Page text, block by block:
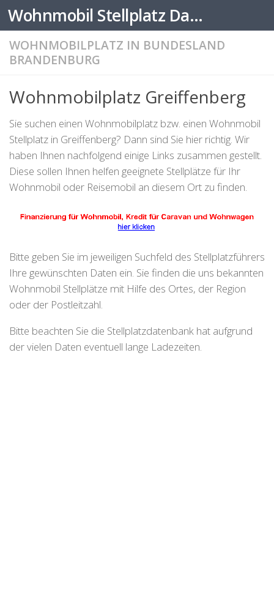
Zum Inhalt springen Wohnmobil Stellplatz Datenbank
WOHNMOBILPLATZ IN BUNDESLAND
BRANDENBURG
Wohnmobilplatz Greiffenberg
Sie suchen einen Wohnmobilplatz bzw. einen Wohnmobil
Stellplatz in Greiffenberg? Dann sind Sie hier richtig. Wir
haben Ihnen nachfolgend einige Links zusammen gestellt.
Diese sollen Ihnen helfen geeignete Stellplätze für Ihr
Wohnmobil oder Reisemobil an diesem Ort zu finden.
Bitte geben Sie im jeweiligen Suchfeld des Stellplatzführers
Ihre gewünschten Daten ein. Sie finden die uns bekannten
Wohnmobil Stellplätze mit Hilfe des Ortes, der Region
oder der Postleitzahl.
Bitte beachten Sie die Stellplatzdatenbank hat aufgrund
der vielen Daten eventuell lange Ladezeiten.